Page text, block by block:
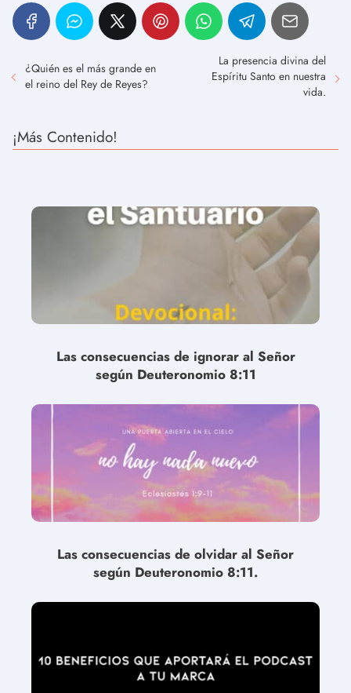
¿Quién es el más grande en
el reino del Rey de Reyes?
La presencia divina del
Espíritu Santo en nuestra
vida.
¡Más Contenido!
Las consecuencias de ignorar al Señor
según Deuteronomio 8:11
Las consecuencias de olvidar al Señor
según Deuteronomio 8:11.